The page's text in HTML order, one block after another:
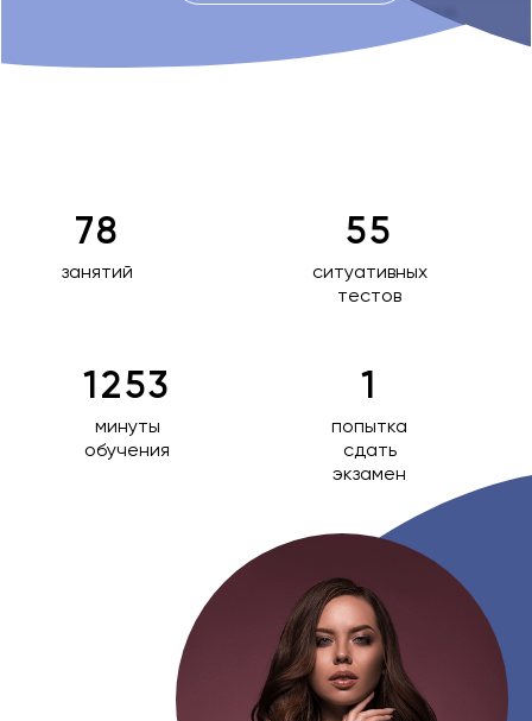
78
занятий
55
ситуативных
тестов
1253
минуты
обучения
1
попытка
сдать
экзамен